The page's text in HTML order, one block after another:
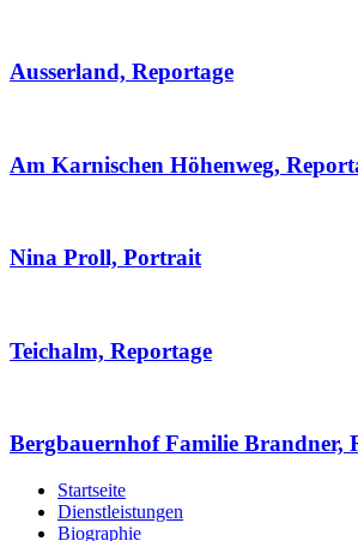
Ausserland, Reportage
Am Karnischen Höhenweg,
Nina Proll, Portrait
Teichalm, Reportage
Bergbauernhof Familie Brandner,
Startseite
Dienstleistungen
Biographie